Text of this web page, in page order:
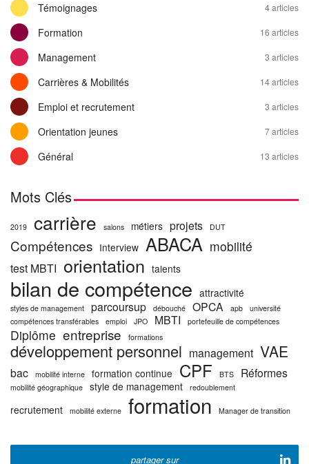
Témoignages 4 articles
Formation 16 articles
Management 3 articles
Carrières & Mobilités 14 articles
Emploi et recrutement 3 articles
Orientation jeunes 7 articles
Général 13 articles
Mots Clés
2019 carrière salons métiers projets DUT
Compétences Interview ABACA mobilité
test MBTI orientation talents
bilan de compétence attractivité
styles de management parcoursup débouché OPCA apb
université
compétences transférables
emploi JPO MBTI portefeuille de compétences
Diplôme entreprise formations
développement personnel management VAE
bac mobilité interne formation continue CPF BTS Réformes
mobilité géographique style de management redoublement
recrutement mobilité externe formation Manager de transition
partager sur